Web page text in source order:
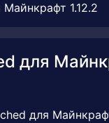
1.12.2
для